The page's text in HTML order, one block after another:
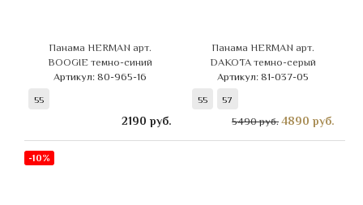
Панама HERMAN арт.
BOOGIE темно-синий
Артикул: 80-965-16
55
2190 руб.
Панама HERMAN арт.
DAKOTA темно-серый
Артикул: 81-037-05
55 57
5490 руб. 4890 руб.
-10%